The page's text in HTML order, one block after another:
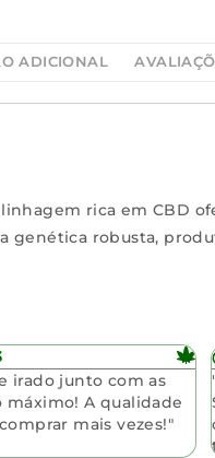
ADICIONAL
rica em CBD
genética robusta,
irado junto com as
máximo! A qualidade
mais vezes!"